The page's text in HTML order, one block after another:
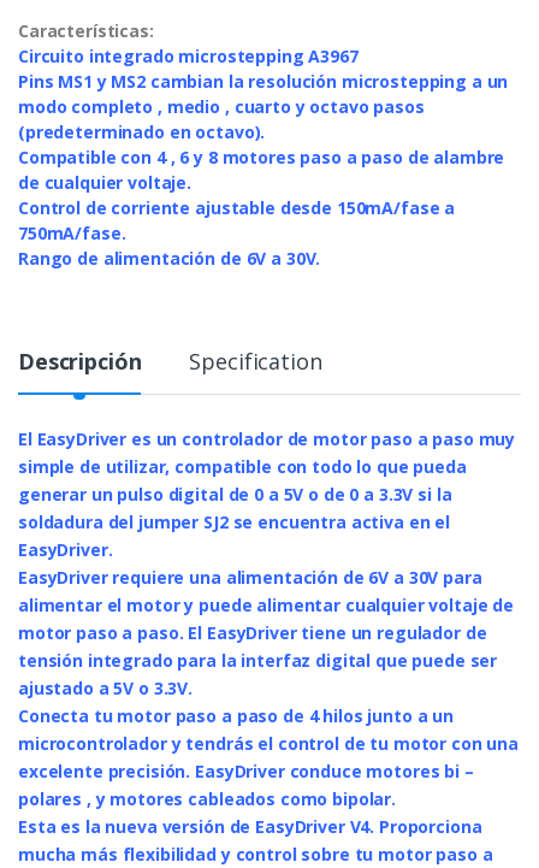
Características:
Circuito integrado microstepping A3967
Pins MS1 y MS2 cambian la resolución microstepping a un
modo completo , medio , cuarto y octavo pasos
(predeterminado en octavo).
Compatible con 4 , 6 y 8 motores paso a paso de alambre
de cualquier voltaje.
Control de corriente ajustable desde 150mA/fase a
750mA/fase.
Rango de alimentación de 6V a 30V.
Descripción Specification
El EasyDriver es un controlador de motor paso a paso muy
simple de utilizar, compatible con todo lo que pueda
generar un pulso digital de 0 a 5V o de 0 a 3.3V si la
soldadura del jumper SJ2 se encuentra activa en el
EasyDriver.
EasyDriver requiere una alimentación de 6V a 30V para
alimentar el motor y puede alimentar cualquier voltaje de
motor paso a paso. El EasyDriver tiene un regulador de
tensión integrado para la interfaz digital que puede ser
ajustado a 5V o 3.3V.
Conecta tu motor paso a paso de 4 hilos junto a un
microcontrolador y tendrás el control de tu motor con una
excelente precisión. EasyDriver conduce motores bi –
polares , y motores cableados como bipolar.
Esta es la nueva versión de EasyDriver V4. Proporciona
mucha más flexibilidad y control sobre tu motor paso a